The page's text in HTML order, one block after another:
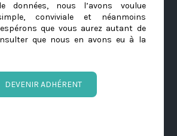
données, nous l’avons voulue
conviviale et néanmoins
que vous aurez autant de
que nous en avons eu à la
DEVENIR ADHÉRENT